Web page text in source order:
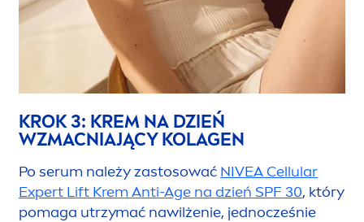
KROK 3: KREM NA DZIEŃ
WZMACNIAJĄCY KOLAGEN
Po serum należy zastosować NIVEA Cellular
Expert Lift Krem Anti-Age na dzień SPF 30, który
pomaga utrzymać nawilżenie, jednocześnie